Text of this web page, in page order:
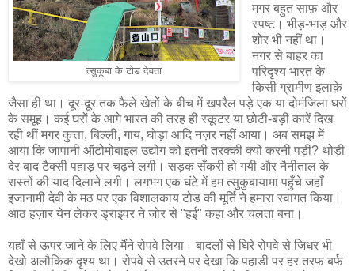
त्सुकूबा के टोड देवता
मगर बहुत साफ़ और
स्पष्ट। भीड़-भाड़ और
शोर भी नहीं था।
नगर से बाहर का
परिदृश्य भारत के
किसी ग्रामीण इलाक़े
जैसा ही था। दूर-दूर तक फैले खेतों के बीच में खपरैल पड़े एक या दोमंजिला घरों
के समूह। कई घरों के आगे भारत की तरह ही स्कूटर या छोटी-बड़ी कारें दिख
रही थीं मगर कुत्ता, बिल्ली, गाय, घोड़ा आदि नज़र नहीं आया। अब समझ में
आया कि जापानी ऑटोमोबाइल उद्योग को इतनी तरक्की क्यों करनी पड़ी? थोड़ी
देर बाद टैक्सी पहाड़ पर चढ़ने लगी। सड़क सँकरी हो गयी और नैनीताल के
रास्तों की याद दिलाने लगी। लगभग एक घंटे में हम त्सुकुबायामा पहुँचे जहाँ
इजानामी देवी के मठ पर एक विशालकाय टोड की मूर्ति ने हमारा स्वागत किया।
आठ हज़ार येन लेकर ड्राइवर ने जोर से "हई" कहा और चलता बना।
यहाँ से ऊपर जाने के लिए मैंने रोपवे लिया। बादलों से घिरे रोपवे से जिधर भी
देखो अलौकिक दृश्य था। रोपवे से उतरने पर देखा कि पहाडी पर हर तरफ बर्फ